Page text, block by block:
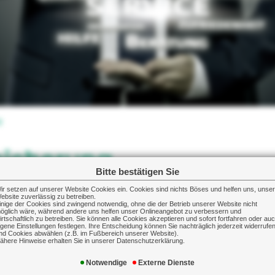
Bitte bestätigen Sie
setzen auf unserer Website Cookies ein. Cookies sind nichts Böses und helfen uns,
zuverlässig zu betreiben.
der Cookies sind zwingend notwendig, ohne die der Betrieb unserer Website nicht
wäre, während andere uns helfen unser Onlineangebot zu verbessern und
zu betreiben. Sie können alle Cookies akzeptieren und sofort fortfahren oder
Einstellungen festlegen. Ihre Entscheidung können Sie nachträglich jederzeit widerrufen
Cookies abwählen (z.B. im Fußbereich unserer Website).
Hinweise erhalten Sie in unserer Datenschutzerklärung.
Notwendige Externe Dienste
Werkzeugen und Maschinen
die Betriebseinrichtung oder den
für einen Bankkredit „verloren" sind.